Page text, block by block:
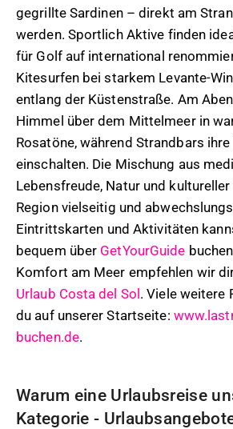
gegrillte Sardinen – direkt am
werden. Sportlich Aktive finden
für Golf auf international
Kitesurfen bei starkem Levante-
entlang der Küstenstraße. Am
Himmel über dem Mittelmeer in
Rosatöne, während Strandbars
einschalten. Die Mischung aus
Lebensfreude, Natur und
Region vielseitig und
Eintrittskarten und Aktivitäten
bequem über GetYourGuide
Komfort am Meer empfehlen wir
Urlaub Costa del Sol. Viele weitere
du auf unserer Startseite:
buchen.de.
Warum eine Urlaubsreise
Kategorie -